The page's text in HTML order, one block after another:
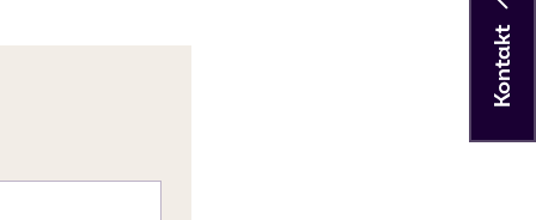
Kontakt